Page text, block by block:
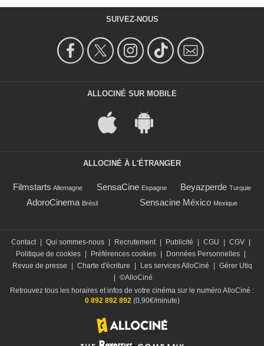
SUIVEZ-NOUS
ALLOCINÉ SUR MOBILE
ALLOCINÉ À L'ÉTRANGER
Filmstarts Allemagne SensaCine Espagne Beyazperde Turquie
AdoroCinema Brésil Sensacine México Mexique
Contact Qui sommes-nous Recrutement Publicité CGU CGV
Politique de cookies
Préférences cookies Données Personnelles
Revue de presse
Charte d'écriture Les services AlloCiné
Gérer Utiq
©AlloCiné
Retrouvez tous les horaires et infos de votre cinéma sur le numéro AlloCiné :
0 892 892 892(0,90€/minute)